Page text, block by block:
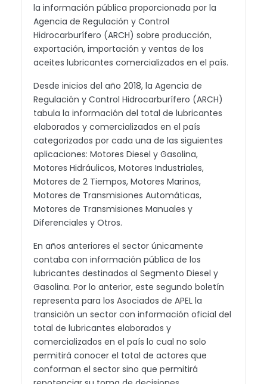
la información pública proporcionada por la
Agencia de Regulación y Control
Hidrocarburífero (ARCH) sobre producción,
exportación, importación y ventas de los
aceites lubricantes comercializados en el país.
Desde inicios del año 2018, la Agencia de
Regulación y Control Hidrocarburífero (ARCH)
tabula la información del total de lubricantes
elaborados y comercializados en el país
categorizados por cada una de las siguientes
aplicaciones: Motores Diesel y Gasolina,
Motores Hidráulicos, Motores Industriales,
Motores de 2 Tiempos, Motores Marinos,
Motores de Transmisiones Automáticas,
Motores de Transmisiones Manuales y
Diferenciales y Otros.
En años anteriores el sector únicamente
contaba con información pública de los
lubricantes destinados al Segmento Diesel y
Gasolina. Por lo anterior, este segundo boletín
representa para los Asociados de APEL la
transición un sector con información oficial del
total de lubricantes elaborados y
comercializados en el país lo cual no solo
permitirá conocer el total de actores que
conforman el sector sino que permitirá